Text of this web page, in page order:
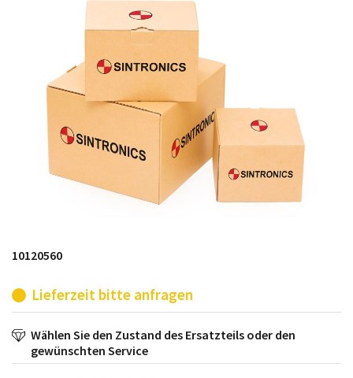
möglich. SINTRONICS ist dann ihr Partner, der
entweder die alten Baugruppen technisch hochwertig
repariert oder ihnen die abgekündigten Baugruppen
aus dem eigenen Lager ersetzt.
10120560
Lieferzeit bitte anfragen
Wählen Sie den Zustand des Ersatzteils oder den
gewünschten Service